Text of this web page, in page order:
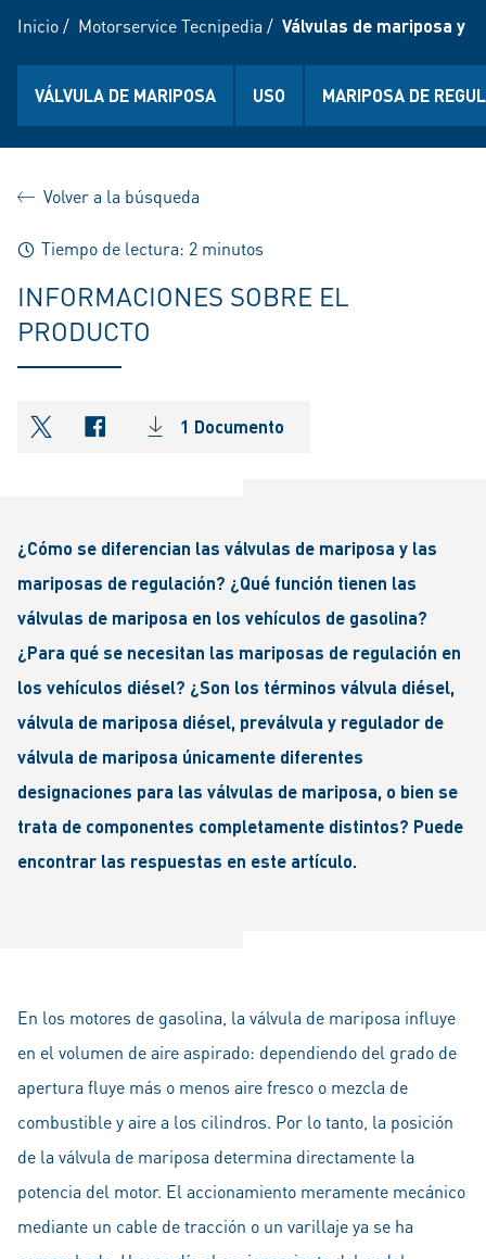
Inicio/ Motorservice Tecnipedia / Válvulas de mariposa y
VÁLVULA DE MARIPOSA USO MARIPOSA DE
Volver a la búsqueda
Tiempo de lectura: 2 minutos
INFORMACIONES SOBRE EL
PRODUCTO
shareOntwitter
shareOnfacebook
1 Documento
¿Cómo se diferencian las válvulas de mariposa y las
mariposas de regulación? ¿Qué función tienen las
válvulas de mariposa en los vehículos de gasolina?
¿Para qué se necesitan las mariposas de regulación en
los vehículos diésel? ¿Son los términos válvula diésel,
válvula de mariposa diésel, preválvula y regulador de
válvula de mariposa únicamente diferentes
designaciones para las válvulas de mariposa, o bien se
trata de componentes completamente distintos? Puede
encontrar las respuestas en este artículo.
En los motores de gasolina, la válvula de mariposa influye
en el volumen de aire aspirado: dependiendo del grado de
apertura fluye más o menos aire fresco o mezcla de
combustible y aire a los cilindros. Por lo tanto, la posición
de la válvula de mariposa determina directamente la
potencia del motor. El accionamiento meramente mecánico
mediante un cable de tracción o un varillaje ya se ha